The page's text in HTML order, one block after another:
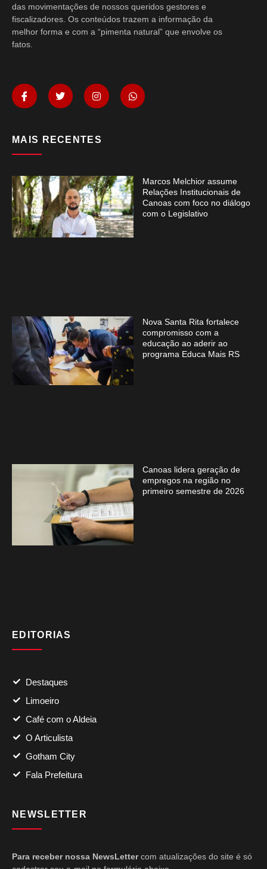
das movimentações de nossos queridos gestores e
fiscalizadores. Os conteúdos trazem a informação da
melhor forma e com a “pimenta natural” que envolve os
fatos.
MAIS RECENTES
Marcos Melchior assume
Relações Institucionais de
Canoas com foco no diálogo
com o Legislativo
Nova Santa Rita fortalece
compromisso com a
educação ao aderir ao
programa Educa Mais RS
Canoas lidera geração de
empregos na região no
primeiro semestre de 2026
EDITORIAS
Destaques
Limoeiro
Café com o Aldeia
O Articulista
Gotham City
Fala Prefeitura
NEWSLETTER
Para receber nossa NewsLettercom atualizações do site é só